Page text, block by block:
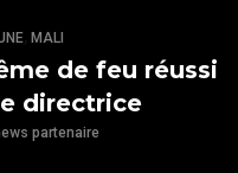
, MALI
de feu réussi
directrice
partenaire